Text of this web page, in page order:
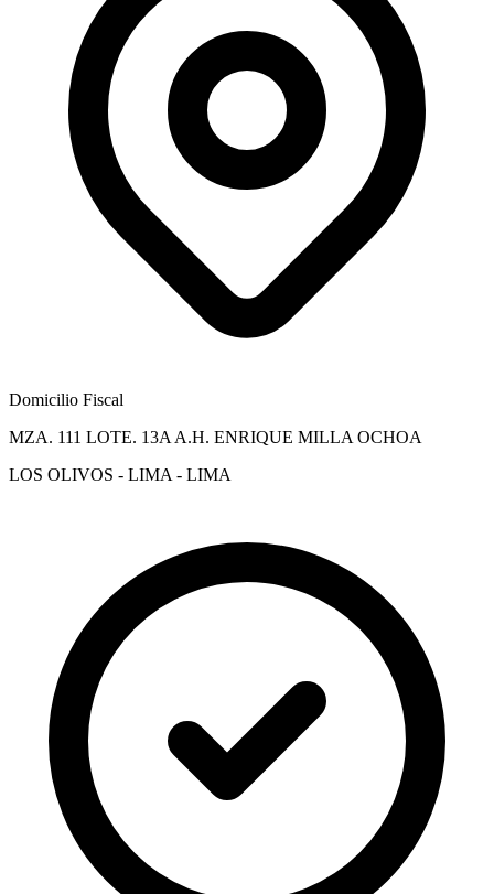
Domicilio Fiscal
MZA. 111 LOTE. 13A A.H. ENRIQUE MILLA OCHOA
LOS OLIVOS - LIMA - LIMA